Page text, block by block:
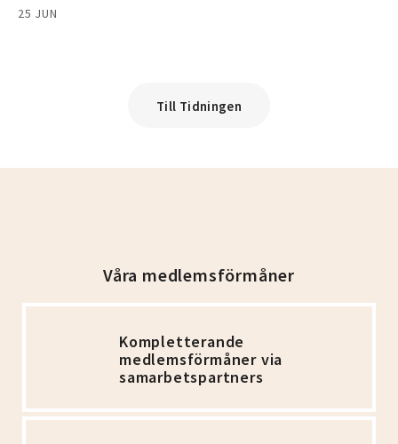
25 JUN
Till Tidningen
Våra medlemsförmåner
Kompletterande
medlemsförmåner via
samarbetspartners